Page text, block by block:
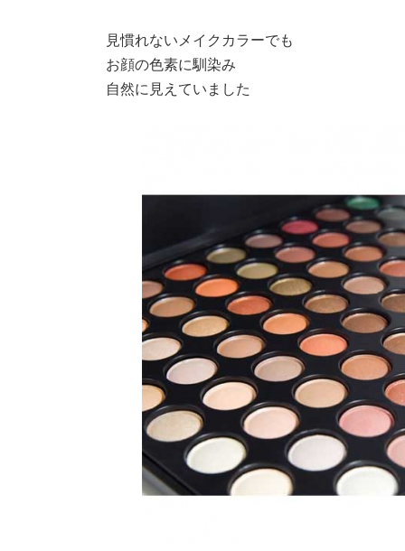
⁡見慣れないメイクカラーでも
お顔の色素に馴染み
自然に見えていました